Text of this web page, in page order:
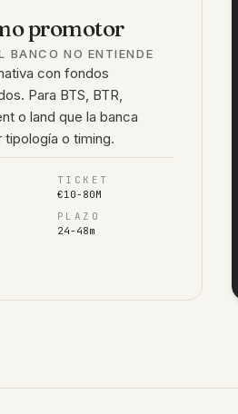
promotor
BANCO NO ENTIENDE
con fondos
Para BTS, BTR,
o land que la banca
tipología o timing.
TICKET
€10-80M
PLAZO
24-48m